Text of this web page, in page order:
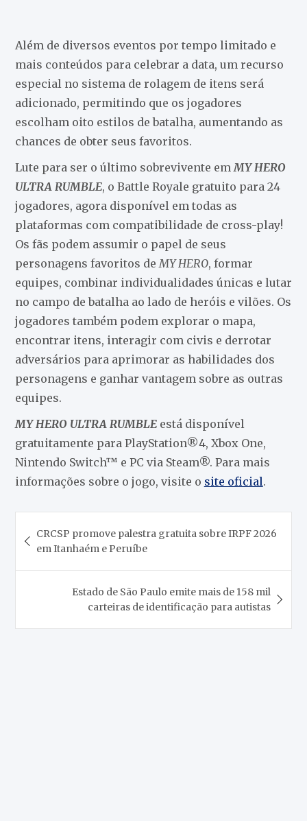
Além de diversos eventos por tempo limitado e
mais conteúdos para celebrar a data, um recurso
especial no sistema de rolagem de itens será
adicionado, permitindo que os jogadores
escolham oito estilos de batalha, aumentando as
chances de obter seus favoritos.
Lute para ser o último sobrevivente emMY HERO
ULTRA RUMBLE, o Battle Royale gratuito para 24
jogadores, agora disponível em todas as
plataformas com compatibilidade de cross-play!
Os fãs podem assumir o papel de seus
personagens favoritos deMY HERO, formar
equipes, combinar individualidades únicas e lutar
no campo de batalha ao lado de heróis e vilões. Os
jogadores também podem explorar o mapa,
encontrar itens, interagir com civis e derrotar
adversários para aprimorar as habilidades dos
personagens e ganhar vantagem sobre as outras
equipes.
MY HERO ULTRA RUMBLEestá disponível
gratuitamente para PlayStation®4, Xbox One,
Nintendo Switch™ e PC via Steam®. Para mais
informações sobre o jogo, visite o site oficial.
de
Post
CRCSP promove palestra gratuita sobre IRPF 2026
em Itanhaém e Peruíbe
Estado de São Paulo emite mais de 158 mil
carteiras de identificação para autistas